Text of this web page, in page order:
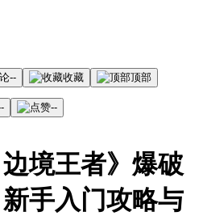
-- 收藏 顶部
--
边境王者》爆破
手入门攻略与